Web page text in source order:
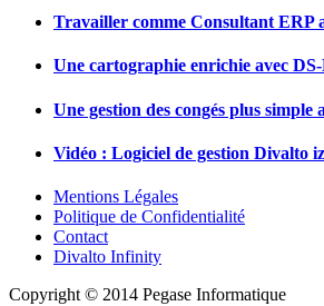
Travailler comme Consultant ERP
Une cartographie enrichie avec
Une gestion des congés plus simple
Vidéo : Logiciel de gestion Divalto
Mentions Légales
Politique de Confidentialité
Contact
Divalto Infinity
Copyright © 2014 Pegase Informatique